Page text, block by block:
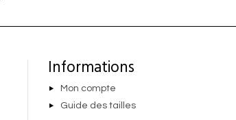
Informations
Mon compte
Guide des tailles